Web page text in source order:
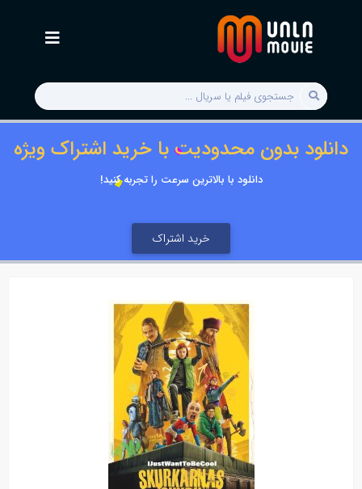
دانلود بدون محدودیت با خرید اشتراک ویژه
دانلود با بالاترین سرعت را تجربه کنید!
خرید اشتراک